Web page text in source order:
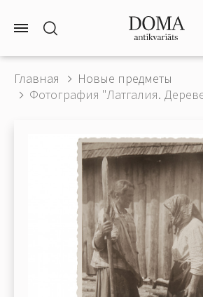
Главная
Новые предметы
Фотография "Латгалия.